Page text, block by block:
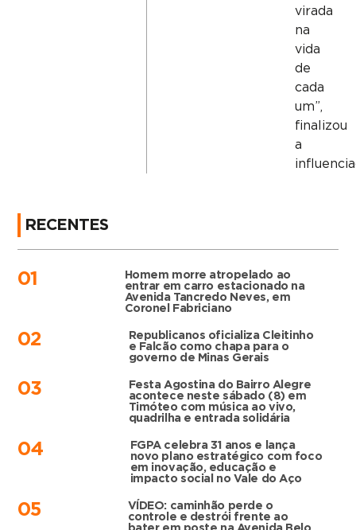
virada
na
vida
de
cada
um”,
finalizou
a
RECENTES
01
Homem morre atropelado ao
entrar em carro estacionado na
Avenida Tancredo Neves, em
Coronel Fabriciano
02
Republicanos oficializa Cleitinho
e Falcão como chapa para o
governo de Minas Gerais
03
Festa Agostina do Bairro Alegre
acontece neste sábado (8) em
Timóteo com música ao vivo,
quadrilha e entrada solidária
04
FGPA celebra 31 anos e lança
novo plano estratégico com foco
em inovação, educação e
impacto social no Vale do Aço
05
VÍDEO: caminhão perde o
controle e destrói frente ao